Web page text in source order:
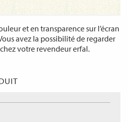
et en transparence sur l’écran
avez la possibilité de regarder
votre revendeur erfal.